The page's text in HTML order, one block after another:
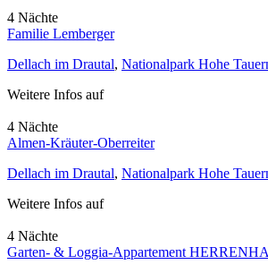
4 Nächte
Familie Lemberger
Dellach im Drautal, Nationalpark Hohe
Weitere Infos auf
4 Nächte
Almen-Kräuter-Oberreiter
Dellach im Drautal, Nationalpark Hohe
Weitere Infos auf
4 Nächte
Garten- & Loggia-Appartement